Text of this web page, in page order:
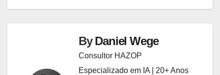
ByDaniel Wege
Consultor HAZOP
Especializado em IA | 20+ Anos